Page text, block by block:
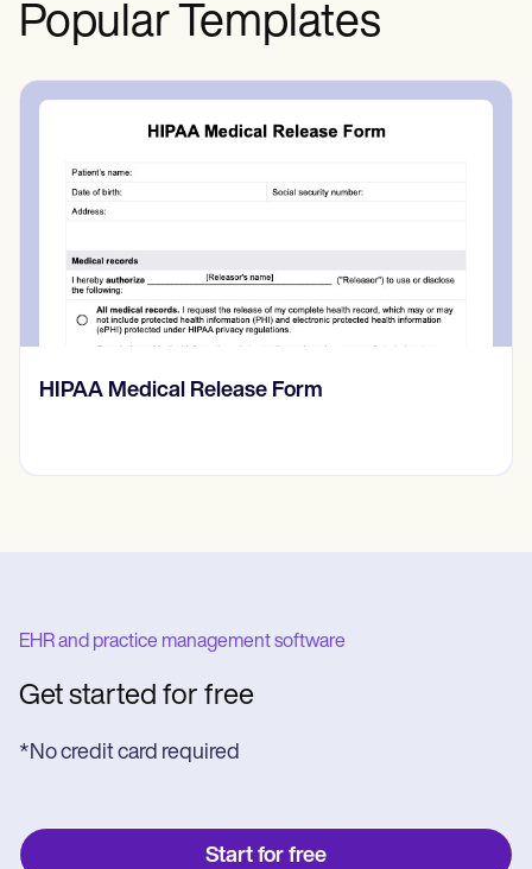
Popular Templates
HIPAA Medical Release Form
EHR and practice management software
Get started for free
*No credit card required
Start for free